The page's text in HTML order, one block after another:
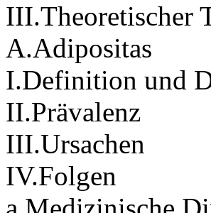
III.Theoretischer
A.Adipositas
I.Definition und
II.Prävalenz
III.Ursachen
IV.Folgen